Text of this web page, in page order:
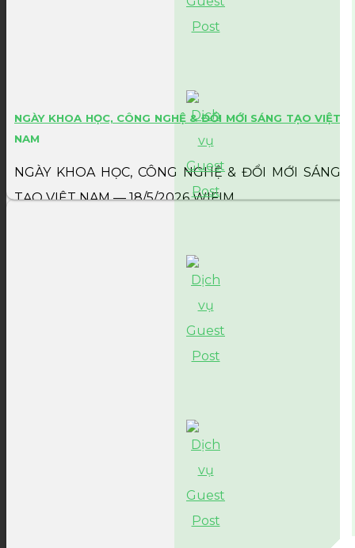
NGÀY KHOA HỌC, CÔNG NGHỆ & ĐỔI MỚI SÁNG TẠO VIỆT
NAM
NGÀY KHOA HỌC, CÔNG NGHỆ & ĐỔI MỚI SÁNG
TẠO VIỆT NAM — 18/5/2026 WIFIM...